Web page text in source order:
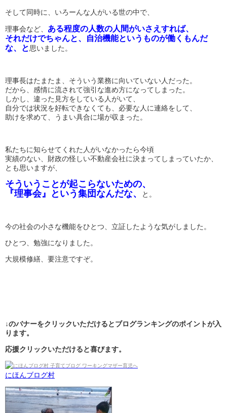
そして同時に、いろーんな人がいる世の中で、
理事会など、 ある程度の人数の人間がいさえすれば、
それだけでちゃんと、自治機能というものが働くもんだ
な、と 思いました。
理事長はたまたま、そういう業務に向いていない人だった。
だから、感情に流されて強引な進め方になってしまった。
しかし、違った見方をしている人がいて、
自分では状況を好転できなくても、必要な人に連絡をして、
助けを求めて、うまい具合に場が収まった。
私たちに知らせてくれた人がいなかったら今頃
実績のない、財政の怪しい不動産会社に決まってしまっていたか、
とも思いますが、
そういうことが起こらないための、
『理事会』という集団なんだな、
と。
今の社会の小さな機能をひとつ、立証したような気がしました。
ひとつ、勉強になりました。
大規模修繕、要注意ですぞ。
↓のバナーをクリックいただけるとブログランキングのポイントが入
ります。
応援クリックいただけると喜びます。
にほんブログ村